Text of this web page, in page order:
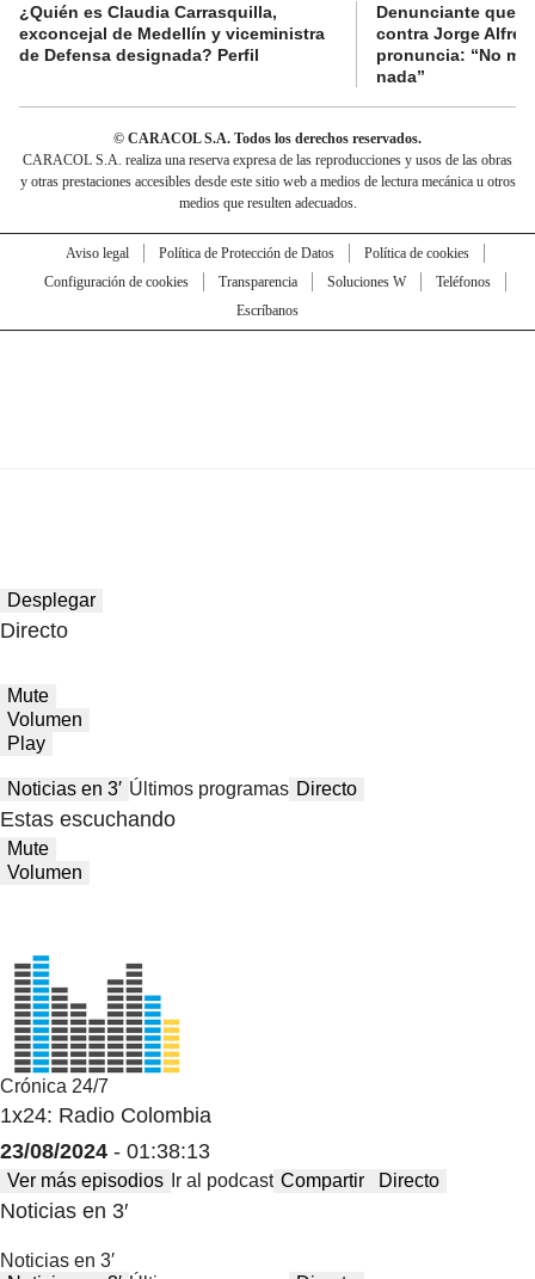
¿Quién es Claudia Carrasquilla,
exconcejal de Medellín y viceministra
de Defensa designada? Perfil
Denunciante que
contra Jorge
pronuncia: “No
nada”
© CARACOL S.A. Todos los derechos reservados.
CARACOL S.A. realiza una reserva expresa de las reproducciones y usos de las obras
y otras prestaciones accesibles desde este sitio web a medios de lectura mecánica u otros
medios que resulten adecuados.
Aviso legal Política de Protección de Datos
Política de cookies
Configuración de cookies
Transparencia Soluciones W
Teléfonos
Escríbanos
Desplegar
Directo
Mute
Volumen
Play
Noticias en 3′ Últimos programas Directo
Estas escuchando
Mute
Volumen
Crónica 24/7
1x24: Radio Colombia
23/08/2024 - 01:38:13
Ver más episodios Ir al podcast Compartir Directo
Noticias en 3′
Noticias en 3′